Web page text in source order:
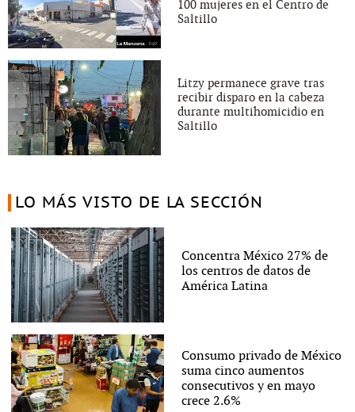
100 mujeres en el Centro de
Saltillo
Litzy permanece grave tras
recibir disparo en la cabeza
durante multihomicidio en
Saltillo
LO MÁS VISTO DE LA SECCIÓN
Concentra México 27% de
los centros de datos de
América Latina
Consumo privado de México
suma cinco aumentos
consecutivos y en mayo
crece 2.6%